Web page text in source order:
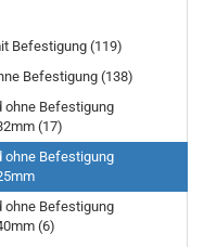
Befestigung (119)
Befestigung (138)
ohne Befestigung
(17)
ohne Befestigung
ohne Befestigung
(6)